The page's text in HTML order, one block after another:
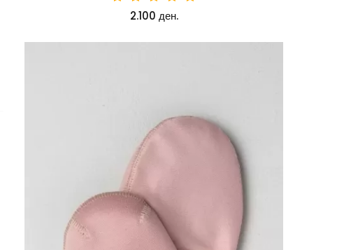
2.100 ден.